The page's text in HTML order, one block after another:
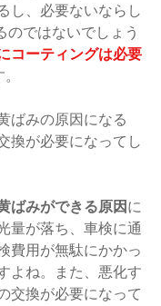
し、必要ないならし
ではないでしょう
コーティングは必要
ばみの原因になる
換が必要になってし
ばみができる原因 に
量が落ち、車検に通
費用が無駄にかかっ
よね。また、悪化す
交換が必要になって